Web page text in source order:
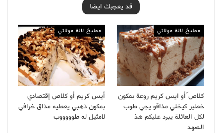
قد يعجبك ايضا
مطبخ لالة مولاتي
كلاص ّأو ايس كريم روعة بمكون
خطير كيخلي مذاقو يجي طوب
لكل العائلة يبرد عليكم هذ
الصهد
مطبخ لالة مولاتي
أيس كريم أو كلاص إقتصادي
بمكون ذهبي يعطيه مذاق خرافي
لامثيل له طوووووب